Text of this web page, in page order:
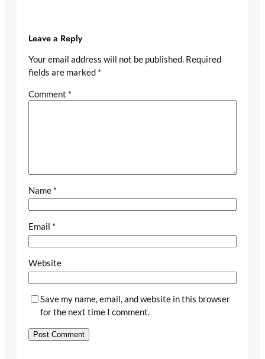
Leave a Reply
Your email address will not be published. Required
fields are marked *
Comment *
Name *
Email *
Website
Save my name, email, and website in this browser
for the next time I comment.